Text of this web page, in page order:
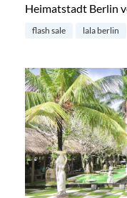
Heimatstadt Berlin
flash sale lala berlin